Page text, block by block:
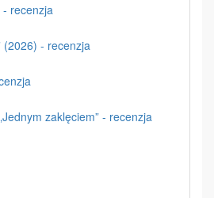
- recenzja
(2026) - recenzja
zaklęciem” - recenzja